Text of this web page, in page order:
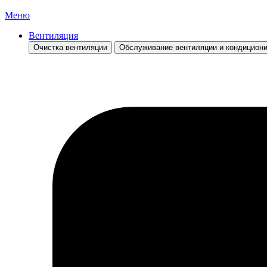
Меню
Вентиляция
Очистка вентиляции Обслуживание вентиляции и